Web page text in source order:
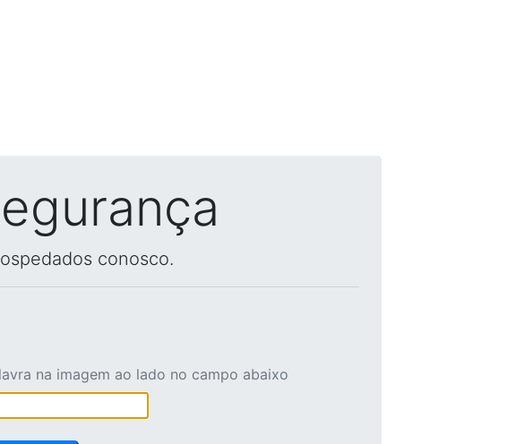
conosco.
na imagem ao lado no campo abaixo